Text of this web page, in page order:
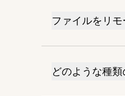
ファイルをリ
どのような種